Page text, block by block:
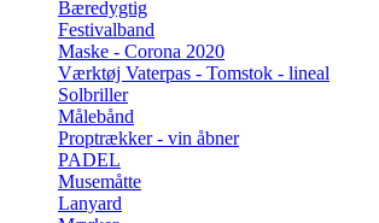
Bæredygtig
Festivalband
Maske - Corona 2020
Værktøj Vaterpas - Tomstok - lineal
Solbriller
Målebånd
Proptrækker - vin åbner
PADEL
Musemåtte
Lanyard